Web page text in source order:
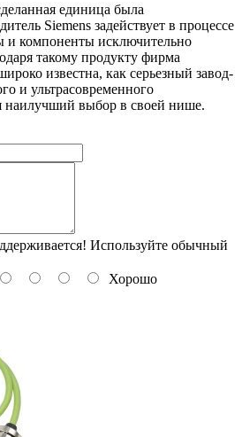
единица была
Siemens задействует в процессе
и компоненты исключительно
такому продукту фирма
известна, как серьезный завод-
и ультрасовременного
наилучший выбор в своей нише.
Используйте обычный
Хорошо